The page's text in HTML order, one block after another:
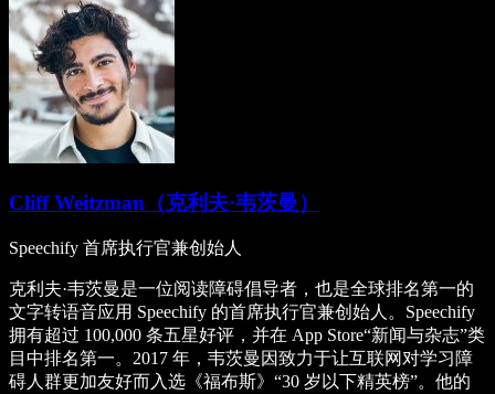
Cliff Weitzman（克利夫·韦茨曼）
Speechify 首席执行官兼创始人
克利夫·韦茨曼是一位阅读障碍倡导者，也是全球排名第一的
文字转语音应用 Speechify 的首席执行官兼创始人。Speechify
拥有超过 100,000 条五星好评，并在 App Store“新闻与杂志”类
目中排名第一。2017 年，韦茨曼因致力于让互联网对学习障
碍人群更加友好而入选《福布斯》“30 岁以下精英榜”。他的